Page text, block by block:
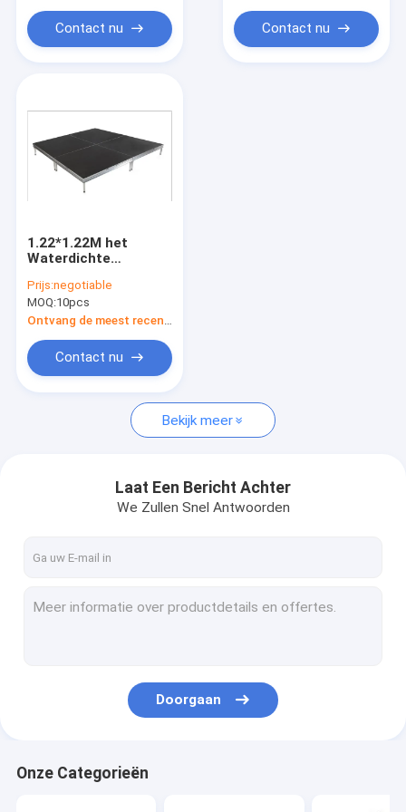
Contact nu Contact nu
1.22*1.22M het
Waterdichte
het Triplex van
Stadiumplatforms
Antislip Bewegen
Prijs:negotiable
MOQ:10pcs
Contact nu
Bekijk meer
Laat Een Bericht Achter
We Zullen Snel Antwoorden
Doorgaan
Onze Categorieën